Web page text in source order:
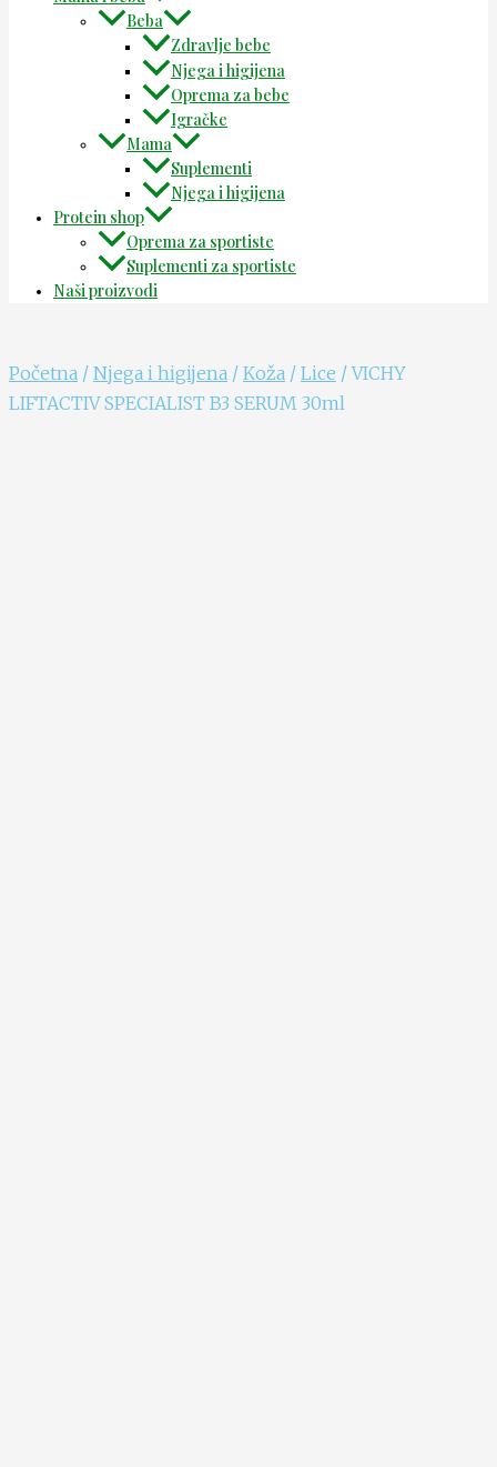
Beba
Zdravlje bebe
Njega i higijena
Oprema za bebe
Igračke
Mama
Suplementi
Njega i higijena
Protein shop
Oprema za sportiste
Suplementi za sportiste
Naši proizvodi
Početna / Njega i higijena / Koža / Lice / VICHY
LIFTACTIV SPECIALIST B3 SERUM 30ml